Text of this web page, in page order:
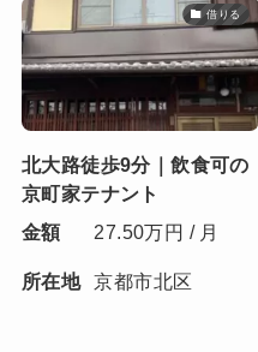
借りる
北大路徒歩9分｜飲食可の
京町家テナント
金額
27.50万円 / 月
所在地 京都市北区